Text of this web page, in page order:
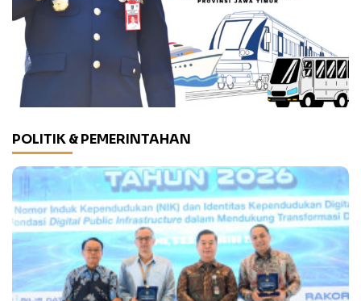
POLITIK & PEMERINTAHAN